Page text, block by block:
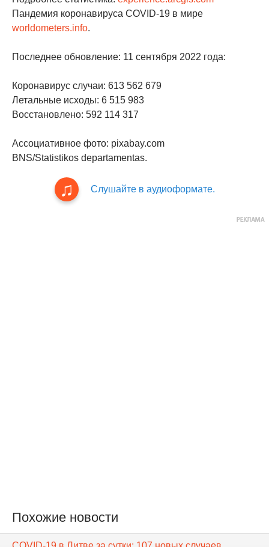
Пандемия коронавируса COVID-19 в мире
worldometers.info.
Последнее обновление: 11 сентября 2022 года:
Коронавирус случаи: 613 562 679
Летальные исходы: 6 515 983
Восстановлено: 592 114 317
Ассоциативное фото: pixabay.com
BNS/Statistikos departamentas.
Слушайте в аудиоформате.
Похожие новости